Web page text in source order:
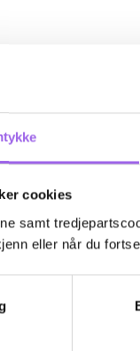
cookies
samt
eller når du